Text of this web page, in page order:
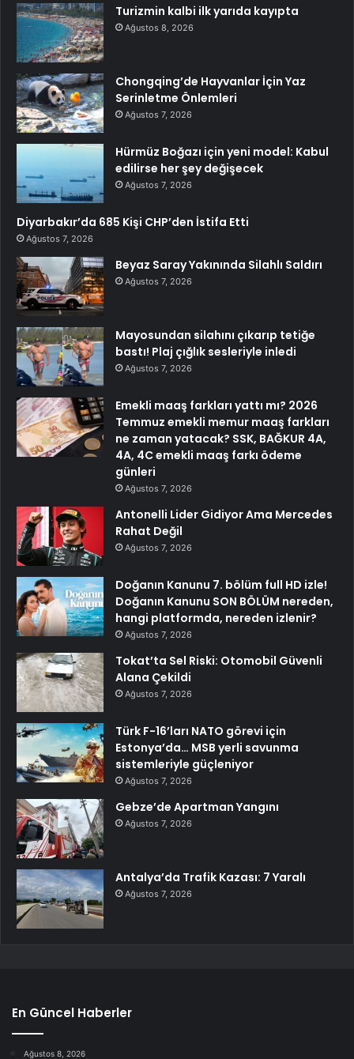
Turizmin kalbi ilk yarıda kayıpta
Ağustos 8, 2026
Chongqing’de Hayvanlar İçin Yaz
Serinletme Önlemleri
Ağustos 7, 2026
Hürmüz Boğazı için yeni model: Kabul
edilirse her şey değişecek
Ağustos 7, 2026
Diyarbakır’da 685 Kişi CHP’den İstifa Etti
Ağustos 7, 2026
Beyaz Saray Yakınında Silahlı Saldırı
Ağustos 7, 2026
Mayosundan silahını çıkarıp tetiğe
bastı! Plaj çığlık sesleriyle inledi
Ağustos 7, 2026
Emekli maaş farkları yattı mı? 2026
Temmuz emekli memur maaş farkları
ne zaman yatacak? SSK, BAĞKUR 4A,
4A, 4C emekli maaş farkı ödeme
günleri
Ağustos 7, 2026
Antonelli Lider Gidiyor Ama Mercedes
Rahat Değil
Ağustos 7, 2026
Doğanın Kanunu 7. bölüm full HD izle!
Doğanın Kanunu SON BÖLÜM nereden,
hangi platformda, nereden izlenir?
Ağustos 7, 2026
Tokat’ta Sel Riski: Otomobil Güvenli
Alana Çekildi
Ağustos 7, 2026
Türk F-16’ları NATO görevi için
Estonya’da… MSB yerli savunma
sistemleriyle güçleniyor
Ağustos 7, 2026
Gebze’de Apartman Yangını
Ağustos 7, 2026
Antalya’da Trafik Kazası: 7 Yaralı
Ağustos 7, 2026
En Güncel Haberler
Ağustos 8, 2026